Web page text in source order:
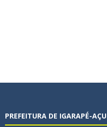
PREFEITURA DE IGARAPÉ-AÇU